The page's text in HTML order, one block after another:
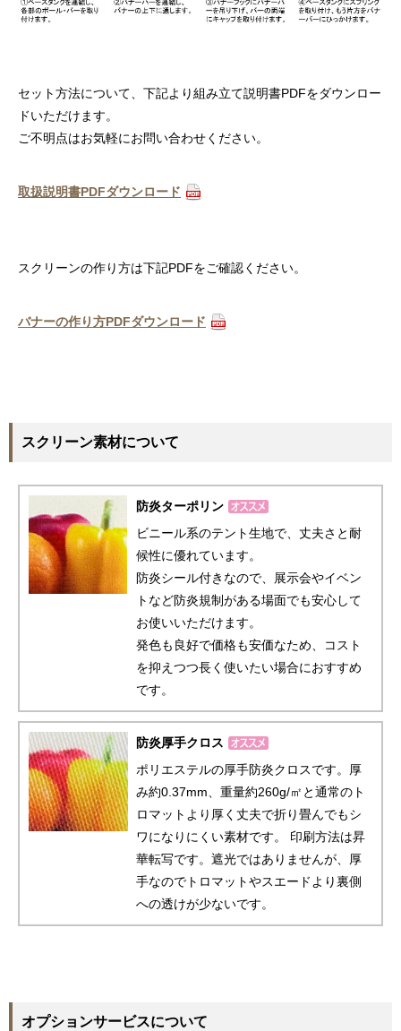
セット方法について、下記より組み立て説明書PDFをダウンロー
ドいただけます。
ご不明点はお気軽にお問い合わせください。
取扱説明書PDFダウンロード
スクリーンの作り方は下記PDFをご確認ください。
バナーの作り方PDFダウンロード
スクリーン素材について
防炎ターポリン
ビニール系のテント生地で、丈夫さと耐
候性に優れています。
防炎シール付きなので、展示会やイベン
トなど防炎規制がある場面でも安心して
お使いいただけます。
発色も良好で価格も安価なため、コスト
を抑えつつ長く使いたい場合におすすめ
です。
防炎厚手クロス
ポリエステルの厚手防炎クロスです。厚
み約0.37mm、重量約260g/㎡と通常のト
ロマットより厚く丈夫で折り畳んでもシ
ワになりにくい素材です。 印刷方法は昇
華転写です。遮光ではありませんが、厚
手なのでトロマットやスエードより裏側
への透けが少ないです。
オプションサービスについて